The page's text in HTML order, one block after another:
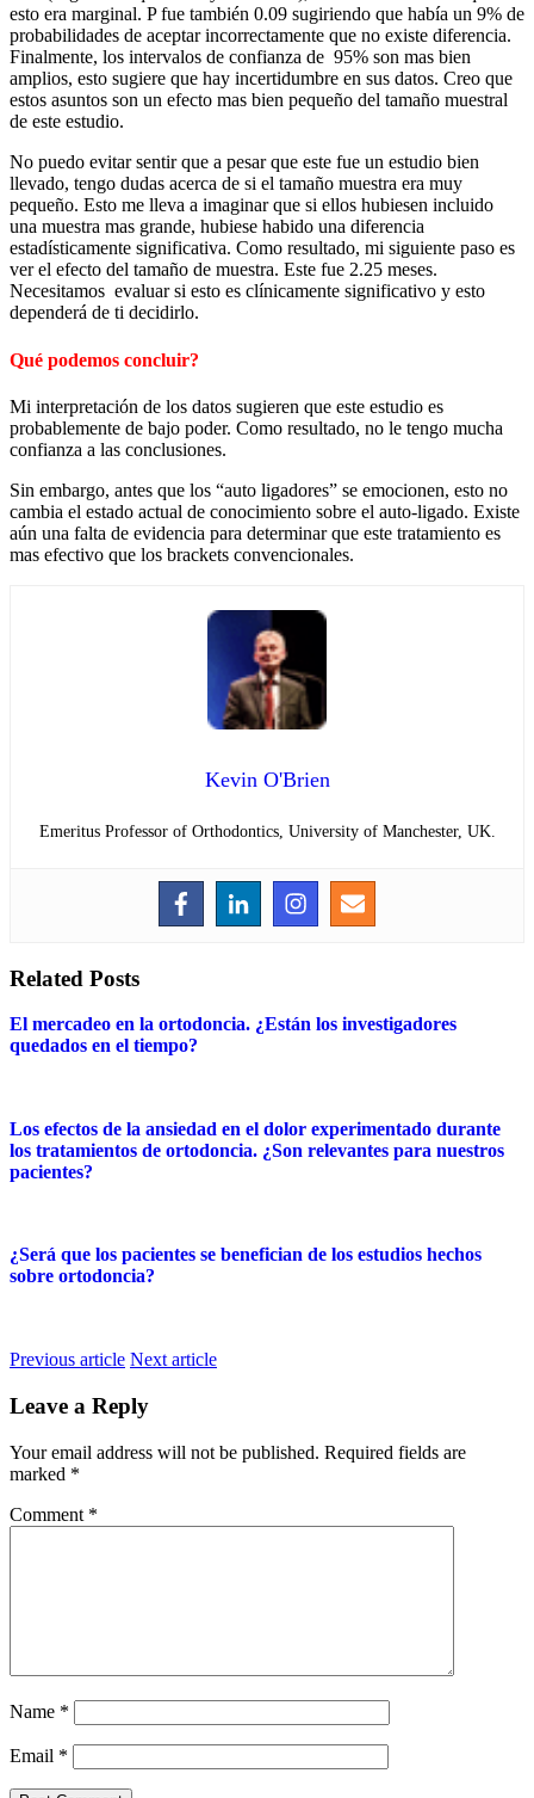
esto era marginal. P fue también 0.09 sugiriendo que había un 9% de
probabilidades de aceptar incorrectamente que no existe diferencia.
Finalmente, los intervalos de confianza de 95% son mas bien
amplios, esto sugiere que hay incertidumbre en sus datos. Creo que
estos asuntos son un efecto mas bien pequeño del tamaño muestral
de este estudio.
No puedo evitar sentir que a pesar que este fue un estudio bien
llevado, tengo dudas acerca de si el tamaño muestra era muy
pequeño. Esto me lleva a imaginar que si ellos hubiesen incluido
una muestra mas grande, hubiese habido una diferencia
estadísticamente significativa. Como resultado, mi siguiente paso es
ver el efecto del tamaño de muestra. Este fue 2.25 meses.
Necesitamos evaluar si esto es clínicamente significativo y esto
dependerá de ti decidirlo.
Qué podemos concluir?
Mi interpretación de los datos sugieren que este estudio es
probablemente de bajo poder. Como resultado, no le tengo mucha
confianza a las conclusiones.
Sin embargo, antes que los “auto ligadores” se emocionen, esto no
cambia el estado actual de conocimiento sobre el auto-ligado. Existe
aún una falta de evidencia para determinar que este tratamiento es
mas efectivo que los brackets convencionales.
Kevin O'Brien
Emeritus Professor of Orthodontics, University of Manchester, UK.
Related Posts
El mercadeo en la ortodoncia. ¿Están los investigadores
quedados en el tiempo?
Los efectos de la ansiedad en el dolor experimentado durante
los tratamientos de ortodoncia. ¿Son relevantes para nuestros
pacientes?
¿Será que los pacientes se benefician de los estudios hechos
sobre ortodoncia?
Previous article Next article
Leave a Reply
Your email address will not be published. Required fields are
marked *
Comment *
Name *
Email *